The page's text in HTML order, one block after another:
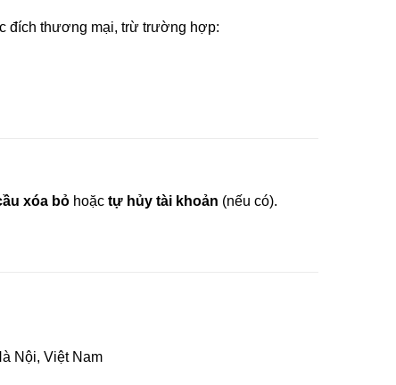
đích thương mại, trừ trường hợp:
xóa bỏhoặc tự hủy tài khoản (nếu có).
Nội, Việt Nam